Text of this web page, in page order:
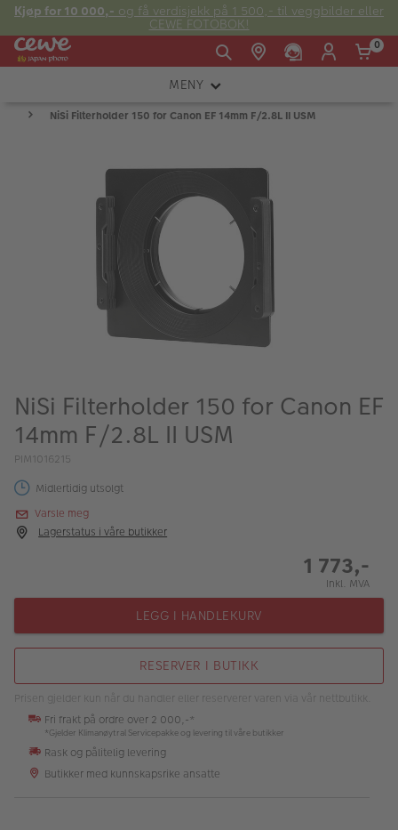
Kjøp for 10 000,- og få verdisjekk på 1 500,- til veggbilder eller
CEWE FOTOBOK!
Fre:
20:00
Søndag:
E-post:
kundeservice@japanphoto.no
0
MENY
KAMERA
LYS OG STUDIO
ALBUM
Kampanjer
Merker
Lagersalg
Inspirasjon
Butikkoversikt
NiSi Filterholder 150 for Canon EF 14mm F/2.8L II USM
NiSi Filterholder 150 for Canon EF
14mm F/2.8L II USM
PIM1016215
Midlertidig utsolgt
Varsle meg
Lagerstatus i våre butikker
1 773,-
Inkl. MVA
LEGG I HANDLEKURV
RESERVER I BUTIKK
Prisen gjelder kun når du handler eller reserverer varen via vår nettbutikk.
Fri frakt på ordre over 2 000,-*
*Gjelder Klimanøytral Servicepakke og levering til våre butikker
Rask og pålitelig levering
Butikker med kunnskapsrike ansatte